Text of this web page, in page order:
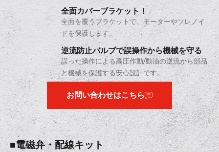
全面カバーブラケット！
全面を覆うブラケットで、モーターやソレノイ
ドを保護します。
逆流防止バルブで誤操作から機械を守る
誤った操作による高圧作動/動油の逆流から部品
と機械を保護する安心設計です。
お問い合わせはこちら
■電磁弁・配線キット